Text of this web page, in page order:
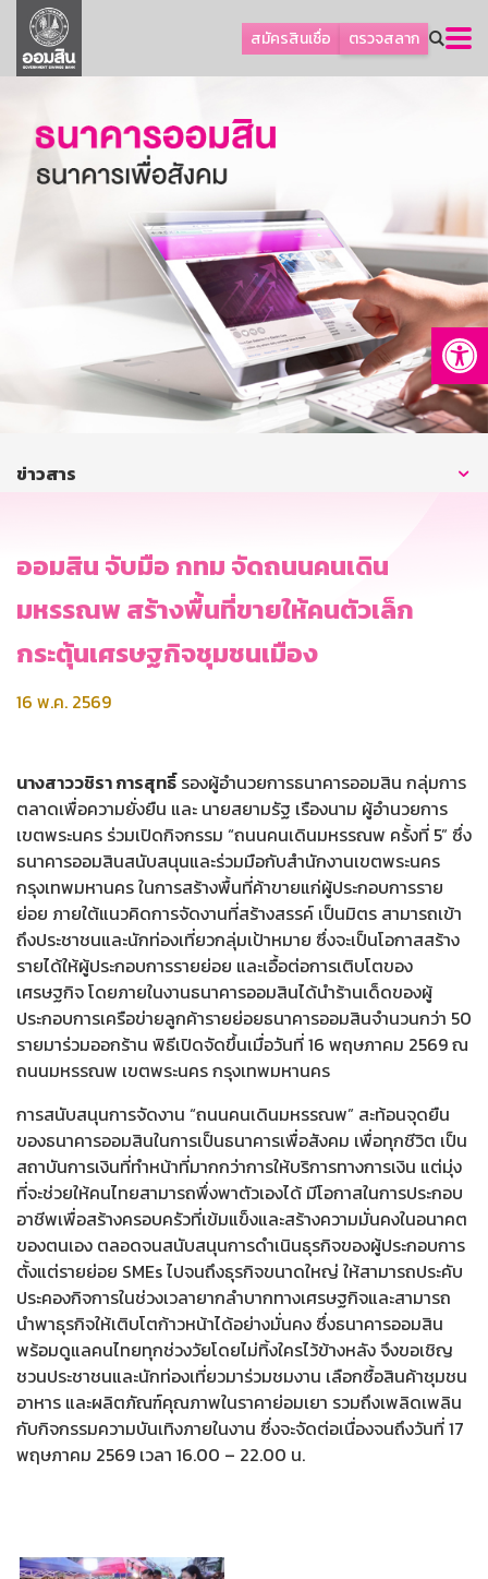
สมัครสินเชื่อ ตรวจสลาก
ลูกค้าธุรกิจ
ลูกค้าผู้ประกอบรายย่อย
ออมเพื่อสุข
เกี่ยวกับธนาคาร
การพัฒนาที่ยั่งยืน
บริการทางการเงิน
ติดต่อเรา
บริการออนไลน์
ข่าวสาร
ออมสิน จับมือ กทม จัดถนนคนเดิน
มหรรณพ สร้างพื้นที่ขายให้คนตัวเล็ก
กระตุ้นเศรษฐกิจชุมชนเมือง
16 พ.ค. 2569
นางสาววชิรา การสุทธิ์รองผู้อำนวยการธนาคารออมสิน กลุ่มการ
ตลาดเพื่อความยั่งยืน และ นายสยามรัฐ เรืองนาม ผู้อำนวยการ
เขตพระนคร ร่วมเปิดกิจกรรม “ถนนคนเดินมหรรณพ ครั้งที่ 5” ซึ่ง
ธนาคารออมสินสนับสนุนและร่วมมือกับสำนักงานเขตพระนคร
กรุงเทพมหานคร ในการสร้างพื้นที่ค้าขายแก่ผู้ประกอบการราย
ย่อย ภายใต้แนวคิดการจัดงานที่สร้างสรรค์ เป็นมิตร สามารถเข้า
ถึงประชาชนและนักท่องเที่ยวกลุ่มเป้าหมาย ซึ่งจะเป็นโอกาสสร้าง
รายได้ให้ผู้ประกอบการรายย่อย และเอื้อต่อการเติบโตของ
เศรษฐกิจ โดยภายในงานธนาคารออมสินได้นำร้านเด็ดของผู้
ประกอบการเครือข่ายลูกค้ารายย่อยธนาคารออมสินจำนวนกว่า 50
รายมาร่วมออกร้าน พิธีเปิดจัดขึ้นเมื่อวันที่ 16 พฤษภาคม 2569 ณ
ถนนมหรรณพ เขตพระนคร กรุงเทพมหานคร
การสนับสนุนการจัดงาน “ถนนคนเดินมหรรณพ” สะท้อนจุดยืน
ของธนาคารออมสินในการเป็นธนาคารเพื่อสังคม เพื่อทุกชีวิต เป็น
สถาบันการเงินที่ทำหน้าที่มากกว่าการให้บริการทางการเงิน แต่มุ่ง
ที่จะช่วยให้คนไทยสามารถพึ่งพาตัวเองได้ มีโอกาสในการประกอบ
อาชีพเพื่อสร้างครอบครัวที่เข้มแข็งและสร้างความมั่นคงในอนาคต
ของตนเอง ตลอดจนสนับสนุนการดำเนินธุรกิจของผู้ประกอบการ
ตั้งแต่รายย่อย SMEs ไปจนถึงธุรกิจขนาดใหญ่ ให้สามารถประคับ
ประคองกิจการในช่วงเวลายากลำบากทางเศรษฐกิจและสามารถ
นำพาธุรกิจให้เติบโตก้าวหน้าได้อย่างมั่นคง ซึ่งธนาคารออมสิน
พร้อมดูแลคนไทยทุกช่วงวัยโดยไม่ทิ้งใครไว้ข้างหลัง จึงขอเชิญ
ชวนประชาชนและนักท่องเที่ยวมาร่วมชมงาน เลือกซื้อสินค้าชุมชน
อาหาร และผลิตภัณฑ์คุณภาพในราคาย่อมเยา รวมถึงเพลิดเพลิน
กับกิจกรรมความบันเทิงภายในงาน ซึ่งจะจัดต่อเนื่องจนถึงวันที่ 17
พฤษภาคม 2569 เวลา 16.00 – 22.00 น.